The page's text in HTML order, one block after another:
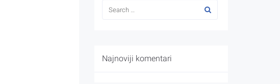
Najnoviji komentari